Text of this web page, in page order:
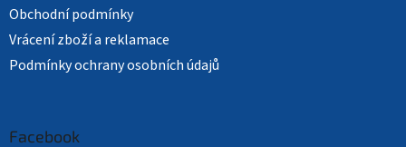
Obchodní podmínky
Vrácení zboží a reklamace
Podmínky ochrany osobních údajů
Facebook